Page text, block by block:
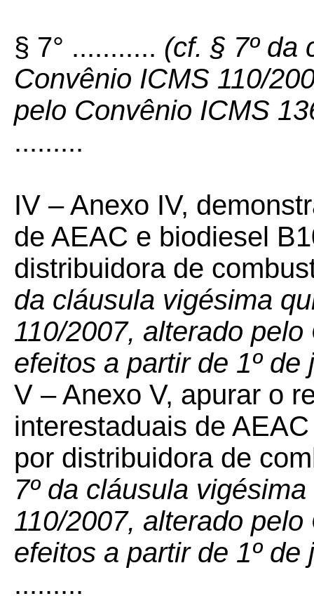
§ 7° ........... (cf. § 7º da
Convênio ICMS 110/
pelo Convênio ICMS
.........
IV – Anexo IV,
de AEAC e biodiesel
distribuidora de
da cláusula vigésima
110/2007, alterado
efeitos a partir de 1º de
V – Anexo V, apurar o
interestaduais de
por distribuidora de
7º da cláusula
110/2007, alterado
efeitos a partir de 1º de
.........